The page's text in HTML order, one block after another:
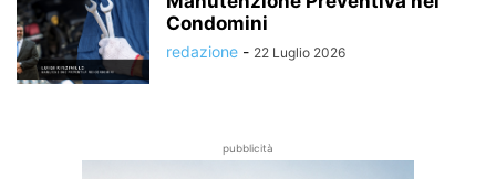
Condomini
redazione - 22 Luglio 2026
pubblicità